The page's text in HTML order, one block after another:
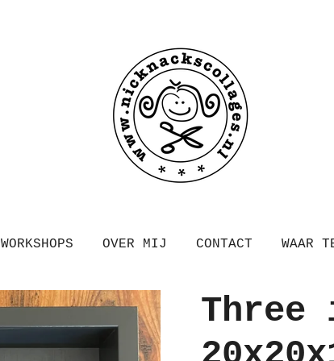
WORKSHOPS OVER MIJ CONTACT WAAR
Three